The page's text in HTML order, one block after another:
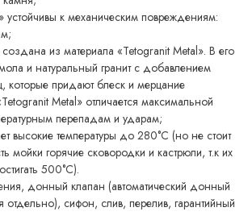
устойчивы к механическим повреждениям:
из материала «Tetogranit Metal». В его
и натуральный гранит с добавлением
которые придают блеск и мерцание
Metal» отличается максимальной
перепадам и ударам;
высокие температуры до 280°С (но не стоит
мойки горячие сковородки и кастрюли, т.к их
500°С).
донный клапан (автоматический донный
отдельно), сифон, слив, перелив, гарантийный